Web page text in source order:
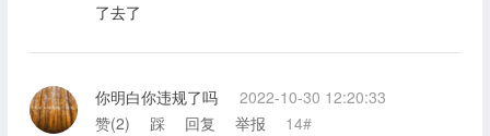
了去了
你明白你违规了吗
2022-10-30 12:20:33
赞(2) 踩 回复 举报 14#